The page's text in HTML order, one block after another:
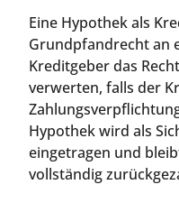
Eine Hypothek als
Grundpfandrecht an
Kreditgeber das
verwerten, falls der
Hypothek wird als
eingetragen und
vollständig